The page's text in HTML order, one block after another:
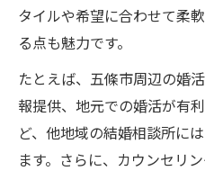
タイルや希望に合わせて柔
る点も魅力です。
たとえば、五條市周辺の婚
報提供、地元での婚活が有
ど、他地域の結婚相談所に
ます。さらに、カウンセリ